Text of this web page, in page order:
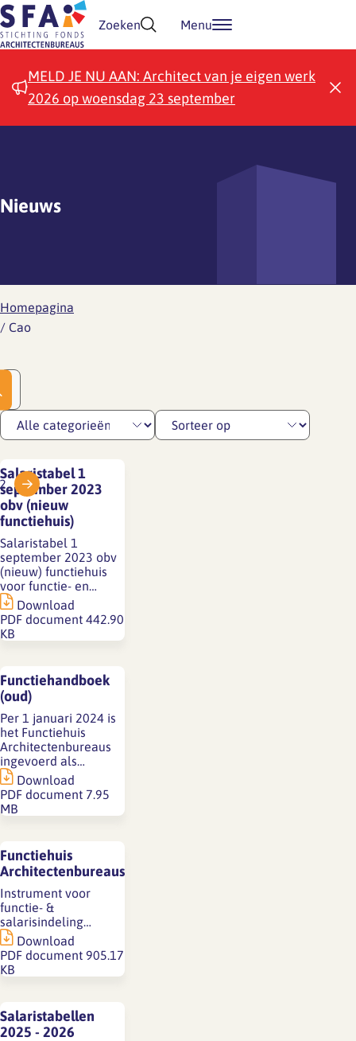
Doorgaan naar inhoud
Zoeken Menu
MELD JE NU AAN: Architect van je eigen werk
2026 op woensdag 23 september
Nieuws
Homepagina
/ Cao
Salaristabel 1
september 2023
obv (nieuw
functiehuis)
Salaristabel 1
september 2023 obv
(nieuw) functiehuis
voor functie- en…
Download
PDF document 442.90
KB
Functiehandboek
(oud)
Per 1 januari 2024 is
het Functiehuis
Architectenbureaus
ingevoerd als…
Download
PDF document 7.95
MB
Functiehuis
Architectenbureaus
Instrument voor
functie- &
salarisindeling…
Download
PDF document 905.17
KB
Salaristabellen
2025 - 2026
2